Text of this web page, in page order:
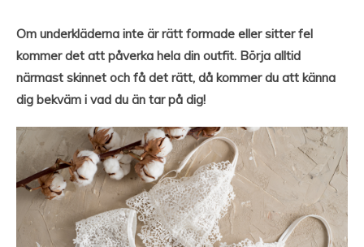
Om underkläderna inte är rätt formade eller sitter fel
kommer det att påverka hela din outfit. Börja alltid
närmast skinnet och få det rätt, då kommer du att känna
dig bekväm i vad du än tar på dig!